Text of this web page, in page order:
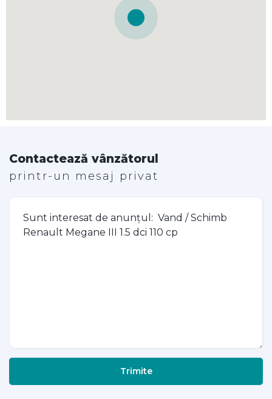
Contactează vânzătorul
printr-un mesaj privat
Trimite